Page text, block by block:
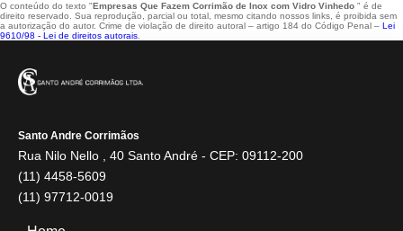
O conteúdo do texto "Empresas Que Fazem Corrimão de Inox com Vidro Vinhedo " é de
direito reservado. Sua reprodução, parcial ou total, mesmo citando nossos links, é proibida sem
a autorização do autor. Crime de violação de direito autoral – artigo 184 do Código Penal – Lei
9610/98 - Lei de direitos autorais
Santo Andre Corrimãos
Rua Nilo Nello , 40 Santo André - CEP: 09112-200
(11) 4458-5609
(11) 97712-0019